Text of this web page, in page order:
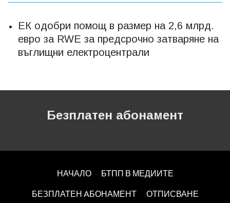
ЕК одобри помощ в размер на 2,6 млрд.
евро за RWE за предсрочно затваряне на
въглищни електроцентрали
Безплатен абонамент
НАЧАЛО БТПП В МЕДИИТЕ
БЕЗПЛАТЕН AБОНАМЕНТ ОТПИСВАНЕ